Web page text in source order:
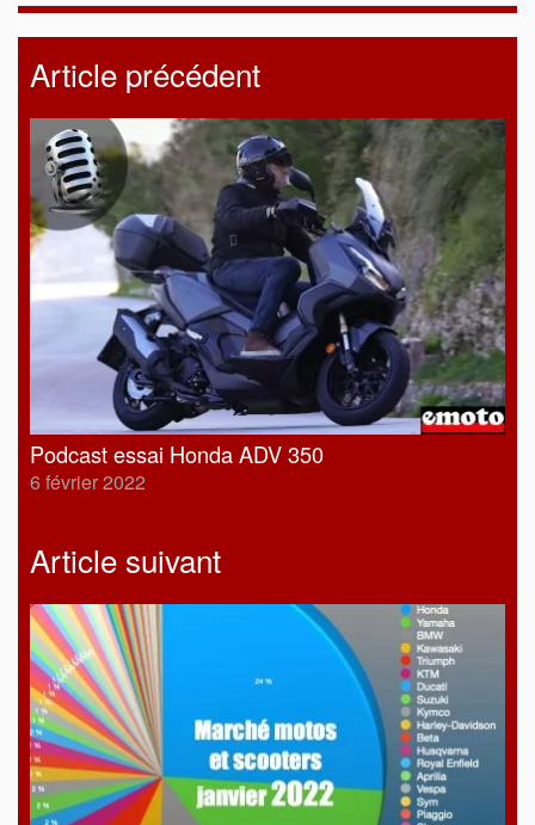
Article précédent
Podcast essai Honda ADV 350
6 février 2022
Article suivant